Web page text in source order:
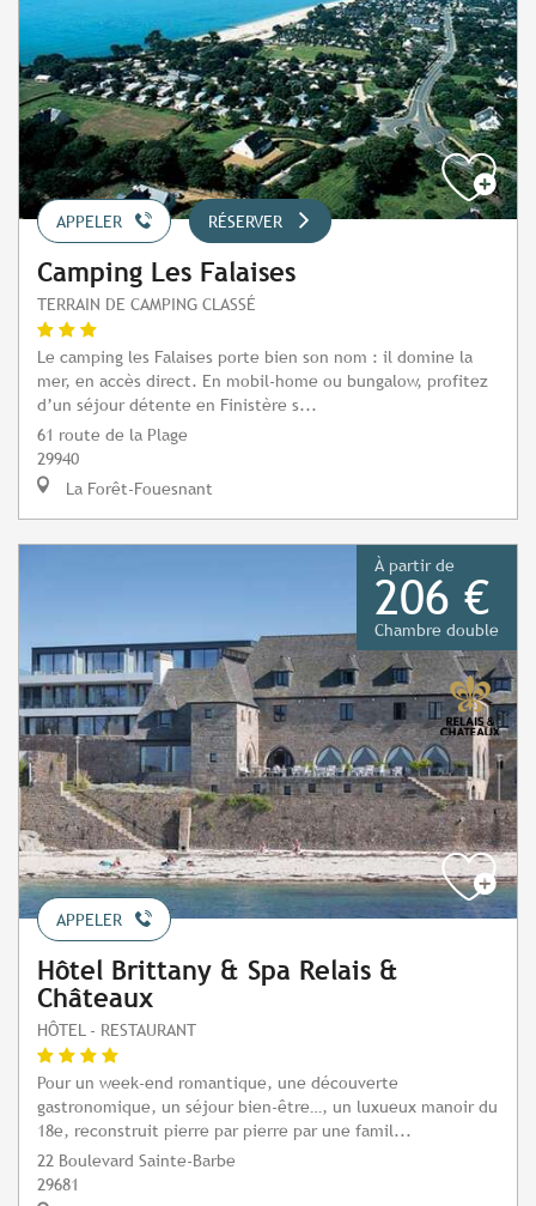
APPELER RÉSERVER
Camping Les Falaises
TERRAIN DE CAMPING CLASSÉ
Le camping les Falaises porte bien son nom : il domine la
mer, en accès direct. En mobil-home ou bungalow, profitez
d’un séjour détente en Finistère s...
61 route de la Plage
29940
La Forêt-Fouesnant
À partir de
206 €
Chambre double
APPELER
Hôtel Brittany & Spa Relais &
Châteaux
HÔTEL - RESTAURANT
Pour un week-end romantique, une découverte
gastronomique, un séjour bien-être…, un luxueux manoir du
18e, reconstruit pierre par pierre par une famil...
22 Boulevard Sainte-Barbe
29681